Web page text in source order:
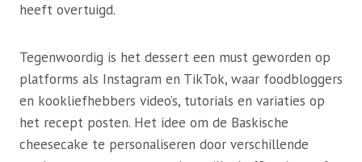
heeft overtuigd.
Tegenwoordig is het dessert een must geworden op
platforms als Instagram en TikTok, waar foodbloggers
en kookliefhebbers video’s, tutorials en variaties op
het recept posten. Het idee om de Baskische
cheesecake te personaliseren door verschillende